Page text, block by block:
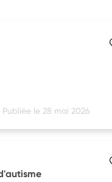
Publiée le 28 mai 2026